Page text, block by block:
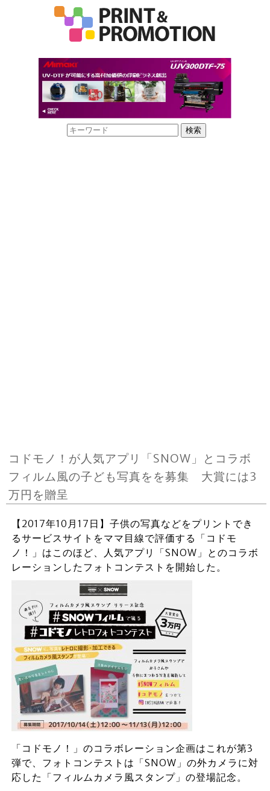
コドモノ！が人気アプリ「SNOW」とコラボ
フィルム風の子ども写真をを募集 大賞には3
万円を贈呈
【2017年10月17日】子供の写真などをプリントでき
るサービスサイトをママ目線で評価する「コドモ
ノ！」はこのほど、人気アプリ「SNOW」とのコラボ
レーションしたフォトコンテストを開始した。
「コドモノ！」のコラボレーション企画はこれが第3
弾で、フォトコンテストは「SNOW」の外カメラに対
応した「フィルムカメラ風スタンプ」の登場記念。